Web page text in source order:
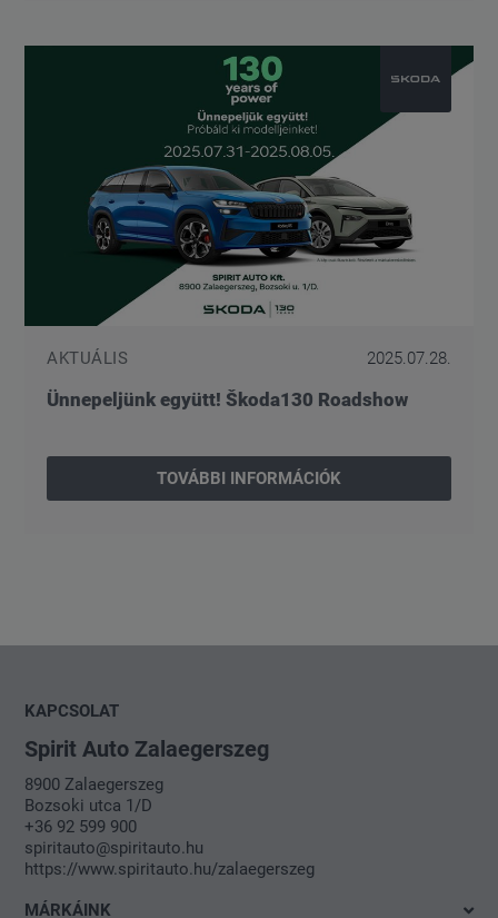
AKTUÁLIS 2025.07.28.
Ünnepeljünk együtt! Škoda130 Roadshow
TOVÁBBI INFORMÁCIÓK
KAPCSOLAT
Spirit Auto Zalaegerszeg
8900 Zalaegerszeg
Bozsoki utca 1/D
+36 92 599 900
spiritauto@spiritauto.hu
https://www.spiritauto.hu/zalaegerszeg
MÁRKÁINK